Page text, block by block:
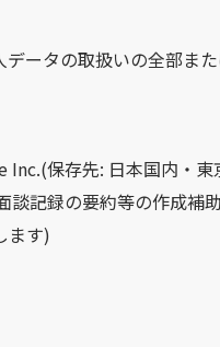
ータの取扱いの全部ま
Inc.(保存先: 日本国内・
記録の要約等の作成
ます)